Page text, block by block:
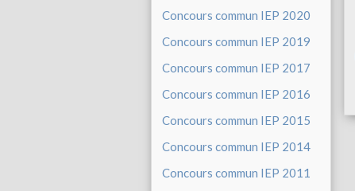
Concours commun IEP 2020
Concours commun IEP 2019
Concours commun IEP 2017
Concours commun IEP 2016
Concours commun IEP 2015
Concours commun IEP 2014
Concours commun IEP 2011